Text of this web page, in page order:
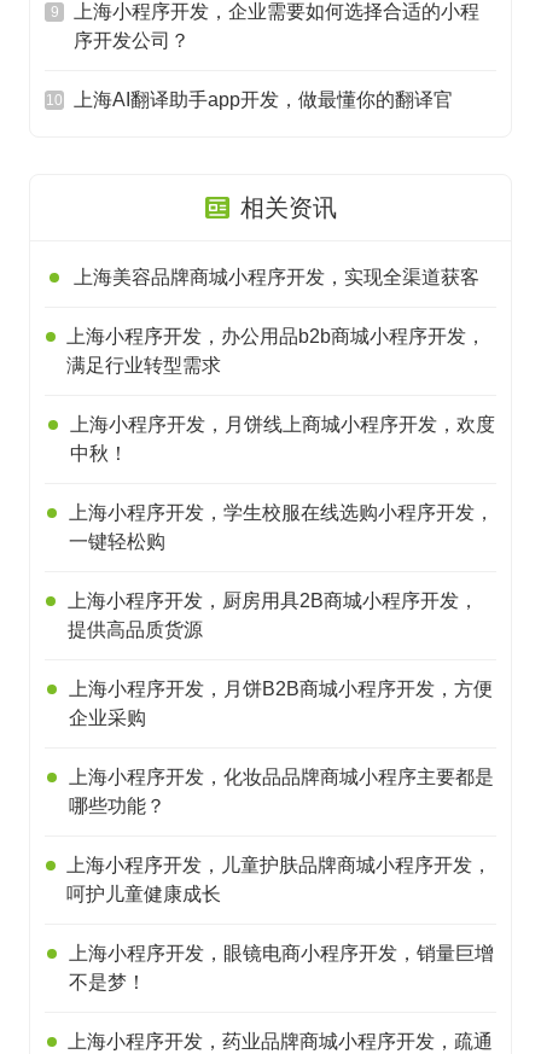
9
上海小程序开发，企业需要如何选择合适的小程
序开发公司？
10 上海AI翻译助手app开发，做最懂你的翻译官
相关资讯
上海美容品牌商城小程序开发，实现全渠道获客
上海小程序开发，办公用品b2b商城小程序开发，
满足行业转型需求
上海小程序开发，月饼线上商城小程序开发，欢度
中秋！
上海小程序开发，学生校服在线选购小程序开发，
一键轻松购
上海小程序开发，厨房用具2B商城小程序开发，
提供高品质货源
上海小程序开发，月饼B2B商城小程序开发，方便
企业采购
上海小程序开发，化妆品品牌商城小程序主要都是
哪些功能？
上海小程序开发，儿童护肤品牌商城小程序开发，
呵护儿童健康成长
上海小程序开发，眼镜电商小程序开发，销量巨增
不是梦！
上海小程序开发，药业品牌商城小程序开发，疏通